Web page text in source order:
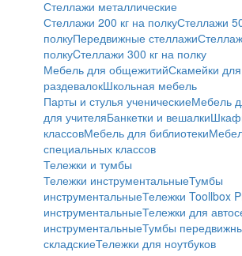
Стеллажи металлические
Стеллажи 200 кг на полкуСтеллажи
полкуПередвижные стеллажи
полкуCтеллажи 300 кг на полку
Мебель для общежитийСкамейки для
раздевалокШкольная мебель
Парты и стулья ученическиеМебель
для учителяБанкетки и вешалки
классовМебель для библиотеки
специальных классов
Тележки и тумбы
Тележки инструментальныеТумбы
инструментальныеТележки Toollbox
инструментальныеТележки для
инструментальныеТумбы
складскиеТележки для ноутбуков